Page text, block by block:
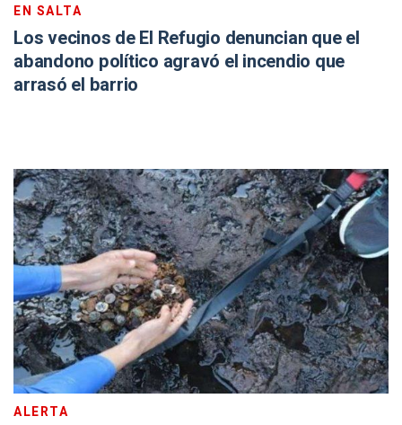
EN SALTA
Los vecinos de El Refugio denuncian que el
abandono político agravó el incendio que
arrasó el barrio
ALERTA